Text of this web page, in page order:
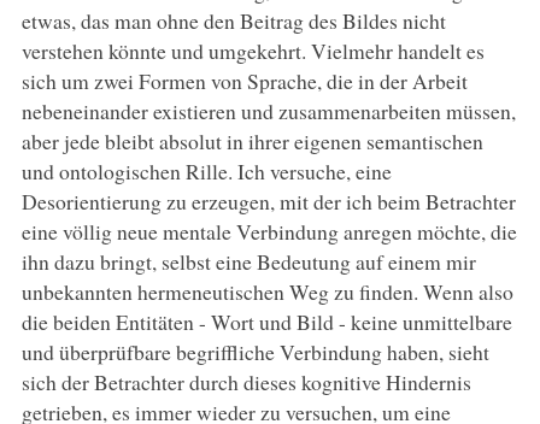
etwas, das man ohne den Beitrag des Bildes nicht
verstehen könnte und umgekehrt. Vielmehr handelt es
sich um zwei Formen von Sprache, die in der Arbeit
nebeneinander existieren und zusammenarbeiten müssen,
aber jede bleibt absolut in ihrer eigenen semantischen
und ontologischen Rille. Ich versuche, eine
Desorientierung zu erzeugen, mit der ich beim Betrachter
eine völlig neue mentale Verbindung anregen möchte, die
ihn dazu bringt, selbst eine Bedeutung auf einem mir
unbekannten hermeneutischen Weg zu finden. Wenn also
die beiden Entitäten - Wort und Bild - keine unmittelbare
und überprüfbare begriffliche Verbindung haben, sieht
sich der Betrachter durch dieses kognitive Hindernis
getrieben, es immer wieder zu versuchen, um eine